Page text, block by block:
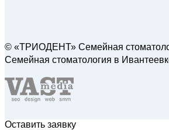
© «ТРИОДЕНТ» Семейная
Семейная стоматология в
Оставить заявку